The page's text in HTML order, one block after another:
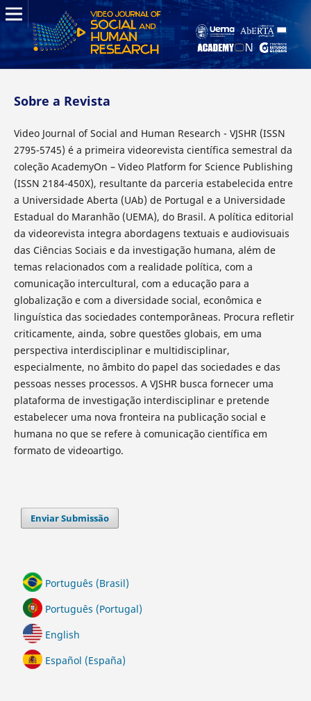
Sobre a Revista
Video Journal of Social and Human Research - VJSHR (ISSN
2795-5745) é a primeira videorevista científica semestral da
coleção AcademyOn – Video Platform for Science Publishing
(ISSN 2184-450X), resultante da parceria estabelecida entre
a Universidade Aberta (UAb) de Portugal e a Universidade
Estadual do Maranhão (UEMA), do Brasil. A política editorial
da videorevista integra abordagens textuais e audiovisuais
das Ciências Sociais e da investigação humana, além de
temas relacionados com a realidade política, com a
comunicação intercultural, com a educação para a
globalização e com a diversidade social, econômica e
linguística das sociedades contemporâneas. Procura refletir
criticamente, ainda, sobre questões globais, em uma
perspectiva interdisciplinar e multidisciplinar,
especialmente, no âmbito do papel das sociedades e das
pessoas nesses processos. A VJSHR busca fornecer uma
plataforma de investigação interdisciplinar e pretende
estabelecer uma nova fronteira na publicação social e
humana no que se refere à comunicação científica em
formato de videoartigo.
Enviar Submissão
Português (Brasil)
Português (Portugal)
English
Español (España)